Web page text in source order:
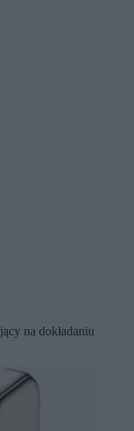
na dokładaniu